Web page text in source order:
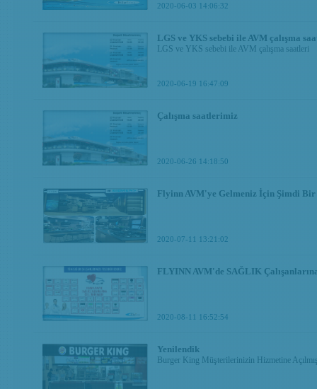
2020-06-03 14:06:32
LGS ve YKS sebebi ile AVM çalışma
LGS ve YKS sebebi ile AVM çalışma saatleri
2020-06-19 16:47:09
Çalışma saatlerimiz
2020-06-26 14:18:50
Flyinn AVM'ye Gelmeniz İçin Şimdi
2020-07-11 13:21:02
FLYINN AVM'de SAĞLIK
2020-08-11 16:52:54
Yenilendik
Burger King Müşterilerinizin Hizmetine